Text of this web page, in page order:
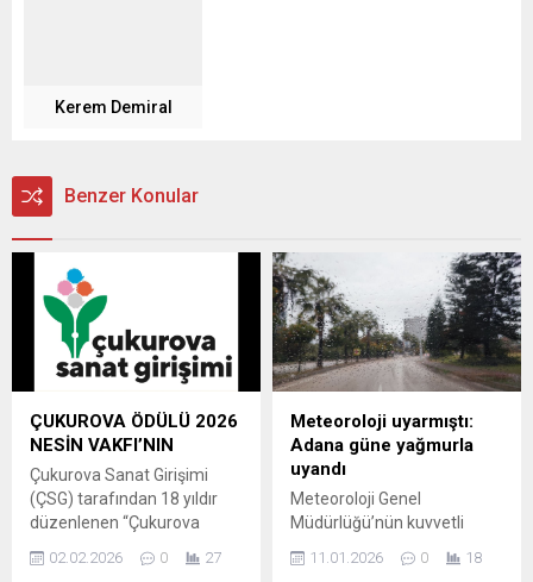
Kerem Demiral
Benzer Konular
ÇUKUROVA ÖDÜLÜ 2026
NESİN VAKFI’NIN
Çukurova Sanat Girişimi
(ÇSG) tarafından 18 yıldır
düzenlenen “Çukurova
Vakfı’na verildi. Çetin
02.02.2026 0 27
Meteoroloji uyarmıştı:
Adana güne yağmurla
uyandı
Meteoroloji Genel
Müdürlüğü’nün kuvvetli
Adana’da gece başlayan
11.01.2026 0 18